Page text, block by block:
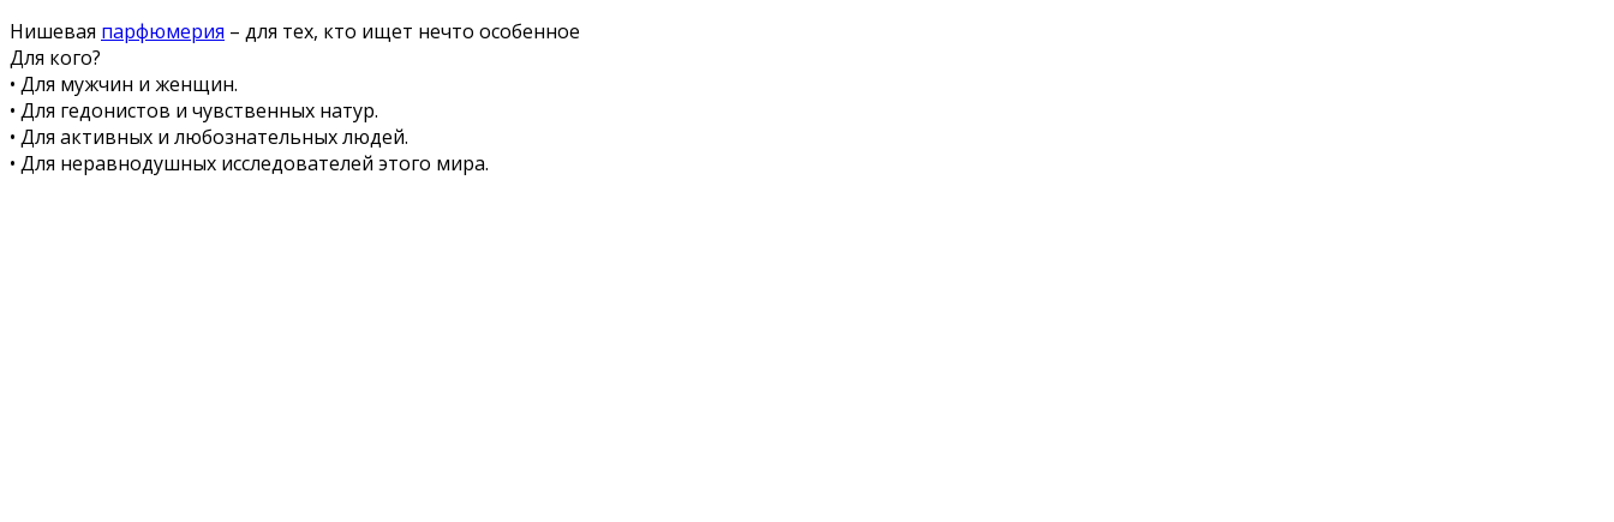
Нишевая парфюмерия – для тех, кто ищет нечто особенное
Для кого?
• Для мужчин и женщин.
• Для гедонистов и чувственных натур.
• Для активных и любознательных людей.
• Для неравнодушных исследователей этого мира.